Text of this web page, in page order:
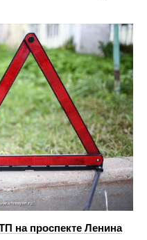
на проспекте Ленина